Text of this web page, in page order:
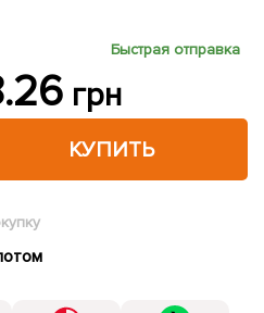
Быстрая отправка
грн
КУПИТЬ